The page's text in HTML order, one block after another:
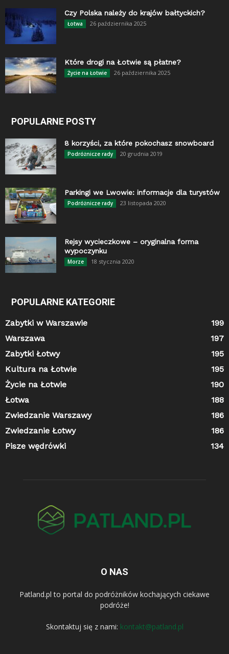
Czy Polska należy do krajów bałtyckich?
Łotwa 26 października 2025
Które drogi na Łotwie są płatne?
Życie na Łotwie 26 października 2025
POPULARNE POSTY
8 korzyści, za które pokochasz snowboard
Podróżnicze rady 20 grudnia 2019
Parkingi we Lwowie: informacje dla turystów
Podróżnicze rady 23 listopada 2020
Rejsy wycieczkowe – oryginalna forma
wypoczynku
Morze 18 stycznia 2020
POPULARNE KATEGORIE
Zabytki w Warszawie
199
Warszawa
197
Zabytki Łotwy
195
Kultura na Łotwie
195
Życie na Łotwie
190
Łotwa
188
Zwiedzanie Warszawy
186
Zwiedzanie Łotwy
186
Pisze wędrówki
134
O NAS
Patland.pl to portal do podróżników kochających ciekawe
podróże!
Skontaktuj się z nami: kontakt@patland.pl